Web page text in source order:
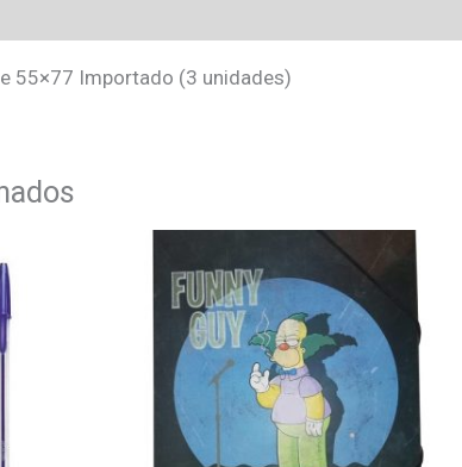
55×77 Importado (3 unidades)